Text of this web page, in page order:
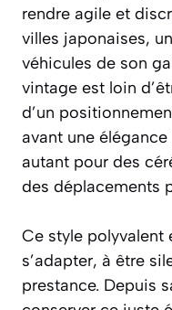
rendre agile et
villes japonaises,
véhicules de son
vintage est loin
d’un
avant une
autant pour des
des déplacements
Ce style polyvalent
s’adapter, à être
prestance. Depuis